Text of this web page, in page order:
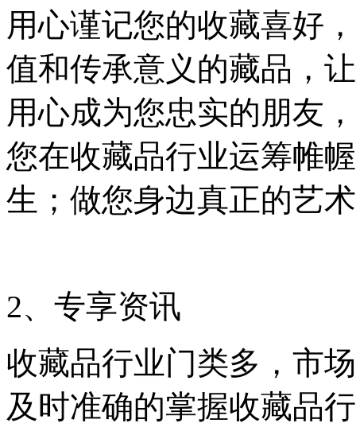
用心谨记您的收藏喜好
值和传承意义的藏品，
用心成为您忠实的朋友
您在收藏品行业运筹帷
生；做您身边真正的艺
2、专享资讯
收藏品行业门类多，市
及时准确的掌握收藏品